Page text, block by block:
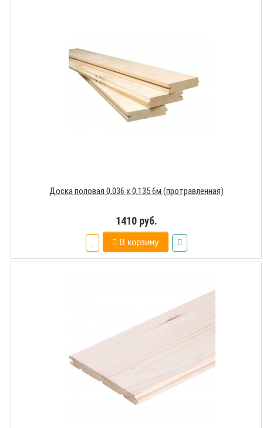
Доска половая 0,036 х 0,135 6м (протравленная)
1410 руб.
В корзину